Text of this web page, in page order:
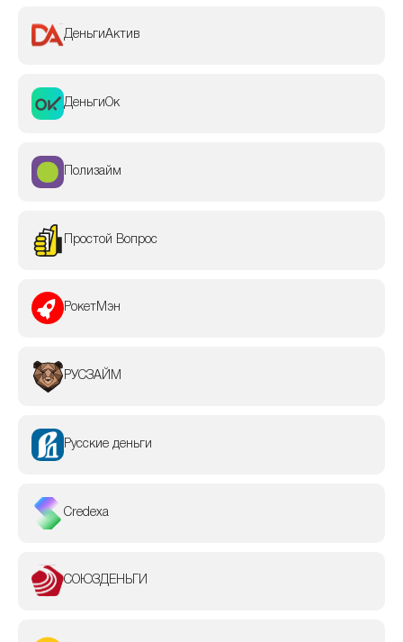
ДеньгиАктив
ДеньгиОк
Полизайм
Простой Вопрос
РокетМэн
РУСЗАЙМ
Русские деньги
Credexa
СОЮЗДЕНЬГИ